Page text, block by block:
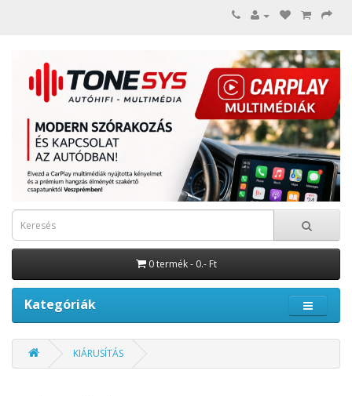
0 termék - 0.- Ft
Kategóriák
KIÁRUSÍTÁS